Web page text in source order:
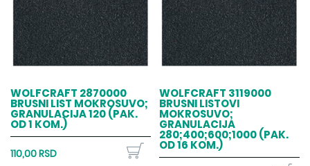
WOLFCRAFT 2870000
BRUSNI LIST MOKROSUVO;
GRANULACIJA 120 (PAK.
OD 1 KOM.)
110,00 RSD
WOLFCRAFT 3119000
BRUSNI LISTOVI
MOKROSUVO;
GRANULACIJA
280;400;600;1000 (PAK.
OD 16 KOM.)